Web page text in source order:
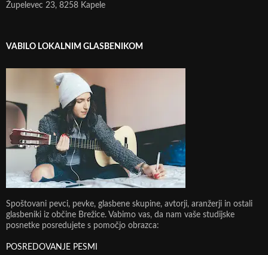
Župelevec 23, 8258 Kapele
VABILO LOKALNIM GLASBENIKOM
Spoštovani pevci, pevke, glasbene skupine, avtorji, aranžerji in ostali
glasbeniki iz občine Brežice. Vabimo vas, da nam vaše studijske
posnetke posredujete s pomočjo obrazca:
POSREDOVANJE PESMI